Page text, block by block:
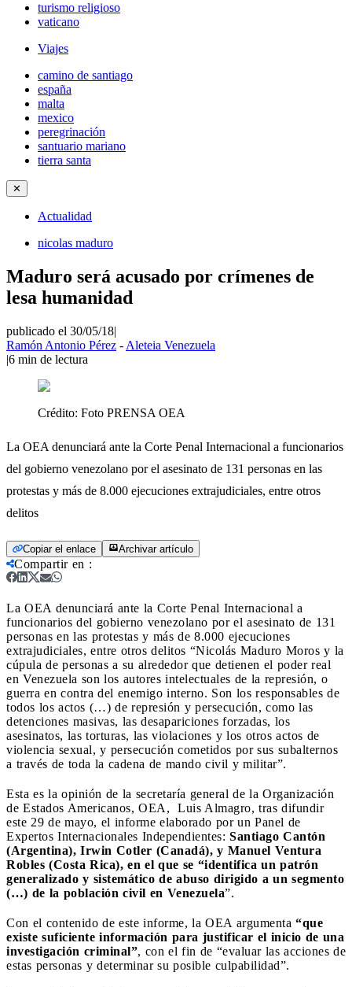
turismo religioso
vaticano
Viajes
camino de santiago
españa
malta
mexico
peregrinación
santuario mariano
tierra santa
✕
Actualidad
nicolas maduro
Maduro será acusado por crímenes de
lesa humanidad
publicado el 30/05/18|
Ramón Antonio Pérez - Aleteia Venezuela
|6 min de lectura
Crédito: Foto PRENSA OEA
La OEA denunciará ante la Corte Penal Internacional a funcionarios
del gobierno venezolano por el asesinato de 131 personas en las
protestas y más de 8.000 ejecuciones extrajudiciales, entre otros
delitos
Copiar el enlace Archivar artículo
Compartir en :
La OEA denunciará ante la Corte Penal Internacional a
funcionarios del gobierno venezolano por el asesinato de 131
personas en las protestas y más de 8.000 ejecuciones
extrajudiciales, entre otros delitos “Nicolás Maduro Moros y la
cúpula de personas a su alrededor que detienen el poder real
en Venezuela son los autores intelectuales de la represión, o
guerra en contra del enemigo interno. Son los responsables de
todos los actos (…) de represión y persecución, como las
detenciones masivas, las desapariciones forzadas, los
asesinatos, las torturas, las violaciones y los otros actos de
violencia sexual, y persecución cometidos por sus subalternos
a través de toda la cadena de mando civil y militar”.
Esta es la opinión de la secretaría general de la Organización
de Estados Americanos, OEA, Luis Almagro, tras difundir
este 29 de mayo, el informe elaborado por un Panel de
Expertos Internacionales Independientes: Santiago Cantón
(Argentina), Irwin Cotler (Canadá), y Manuel Ventura
Robles (Costa Rica), en el que se “identifica un patrón
generalizado y sistemático de abuso dirigido a un segmento
(…) de la población civil en Venezuela”.
Con el contenido de este informe, la OEA argumenta “que
existe suficiente información para justificar el inicio de una
investigación criminal”, con el fin de “evaluar las acciones de
estas personas y determinar su posible culpabilidad”.